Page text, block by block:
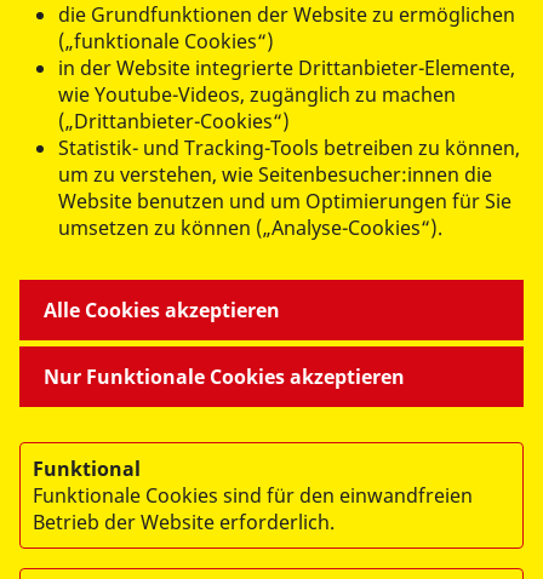
Hanna Wagner
Bereichsleiterin Begegnungs- & Beratungszentren |
Ehrenamt | Erste Hilfe
Tel.:0351 41 82-146
Mobil Nummer:0174 3030073
h.wagner@asb-dresden.de
Leutewitzer Ring 84 | Haus ll
01169 Dresden
die Grundfunktionen der Website zu ermöglichen
(„funktionale Cookies“)
in der Website integrierte Drittanbieter-Elemente,
wie Youtube-Videos, zugänglich zu machen
(„Drittanbieter-Cookies“)
Statistik- und Tracking-Tools betreiben zu können,
um zu verstehen, wie Seitenbesucher:innen die
Website benutzen und um Optimierungen für Sie
umsetzen zu können („Analyse-Cookies“).
Nur Funktionale Cookies akzeptieren
Alle Cookies akzeptieren
Funktional
Funktionale Cookies sind für den einwandfreien
Betrieb der Website erforderlich.